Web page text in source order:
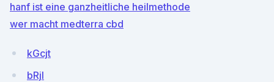
hanf ist eine ganzheitliche heilmethode
wer macht medterra cbd
kGcjt
bRjI